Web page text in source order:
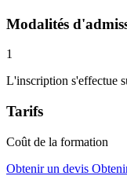
Modalités
1
L'inscription s'effectue
Tarifs
Coût de la formation
Obtenir un devis